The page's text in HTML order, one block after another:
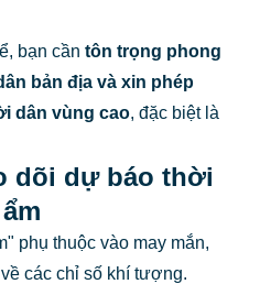
bạn cần tôn trọng phong
bản địa và xin phép
dân vùng cao, đặc biệt là
dõi dự báo thời
phụ thuộc vào may mắn,
các chỉ số khí tượng.